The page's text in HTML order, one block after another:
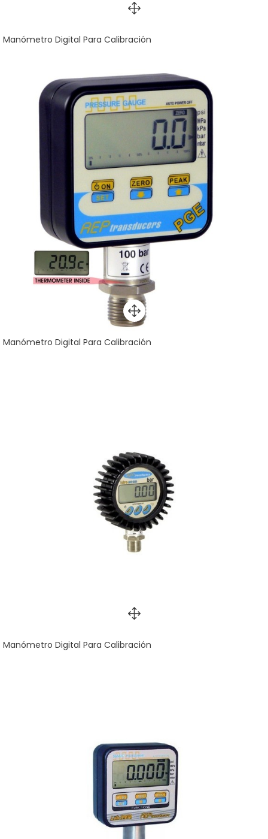
Manómetro Digital Para Calibración
Manómetro Digital Para Calibración
Manómetro Digital Para Calibración